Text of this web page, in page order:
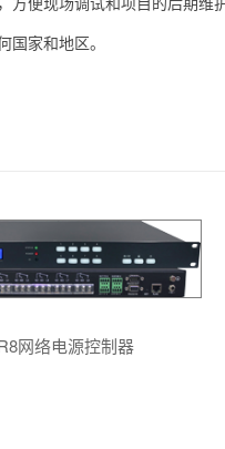
家和地区。
网络电源控制器